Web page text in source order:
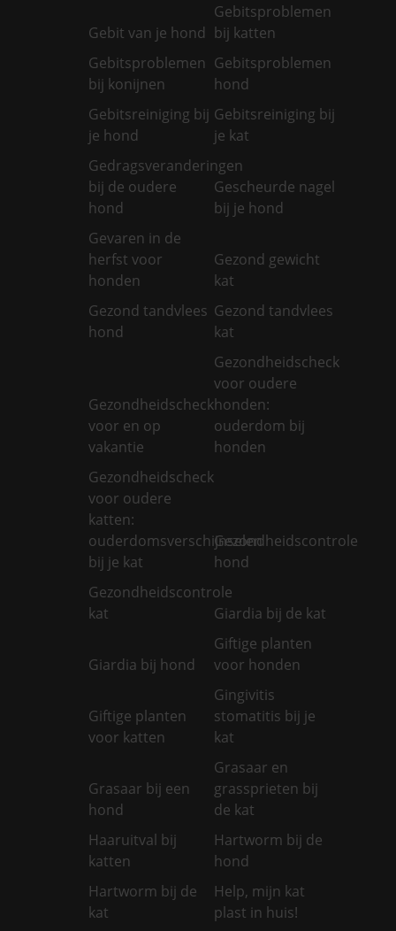
Gebit van je hond
Gebitsproblemen
bij katten
Gebitsproblemen
bij konijnen
Gebitsproblemen
hond
Gebitsreiniging bij
je hond
Gebitsreiniging bij
je kat
Gedragsveranderingen
bij de oudere
hond
Gescheurde nagel
bij je hond
Gevaren in de
herfst voor
honden
Gezond gewicht
kat
Gezond tandvlees
hond
Gezond tandvlees
kat
Gezondheidscheck
voor en op
vakantie
Gezondheidscheck
voor oudere
honden:
ouderdom bij
honden
Gezondheidscheck
voor oudere
katten:
ouderdomsverschijnselen
bij je kat
Gezondheidscontrole
hond
Gezondheidscontrole
kat
Giardia bij de kat
Giardia bij hond
Giftige planten
voor honden
Giftige planten
voor katten
Gingivitis
stomatitis bij je
kat
Grasaar bij een
hond
Grasaar en
grassprieten bij
de kat
Haaruitval bij
katten
Hartworm bij de
hond
Hartworm bij de
kat
Help, mijn kat
plast in huis!